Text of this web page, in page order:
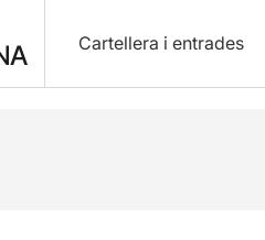
Cartellera i entrades